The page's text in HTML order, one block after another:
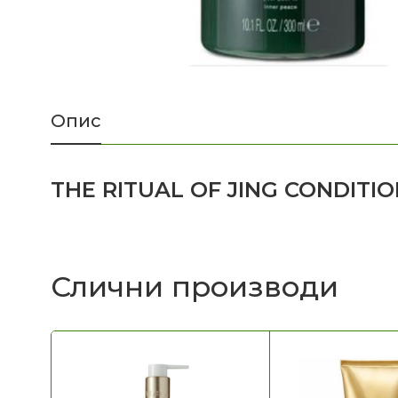
Опис
THE RITUAL OF JING
Слични производи